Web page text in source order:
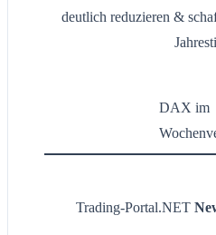
deutlich reduzieren &
DAX im
Trading-Portal.NET